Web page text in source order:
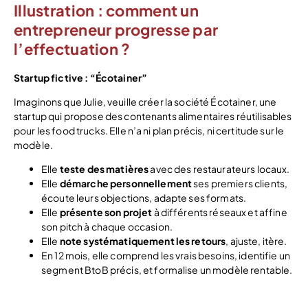
Illustration : comment un
entrepreneur progresse par
l’effectuation ?
Startup fictive : “Écotainer”
Imaginons que Julie, veuille créer la société Écotainer, une
startup qui propose des contenants alimentaires réutilisables
pour les food trucks. Elle n’a ni plan précis, ni certitude sur le
modèle.
Elle teste des matièresavec des restaurateurs locaux.
Elle démarche personnellementses premiers clients,
écoute leurs objections, adapte ses formats.
Elle présente son projetà différents réseaux et affine
son pitch à chaque occasion.
Elle note systématiquement les retours, ajuste, itère.
En 12 mois, elle comprend les vrais besoins, identifie un
segment BtoB précis, et formalise un modèle rentable.